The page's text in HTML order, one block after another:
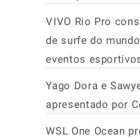
VIVO Rio Pro
de surfe do
eventos
Yago Dora e
apresentado por
WSL One Ocean